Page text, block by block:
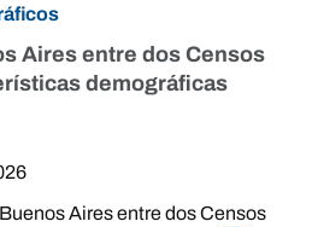
Aires entre dos Censos
demográficas
Aires entre dos Censos